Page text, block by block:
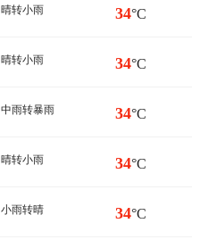
晴转小雨 34°C
晴转小雨 34°C
中雨转暴雨 34°C
晴转小雨 34°C
小雨转晴 34°C